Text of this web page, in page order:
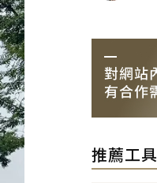
推薦工具